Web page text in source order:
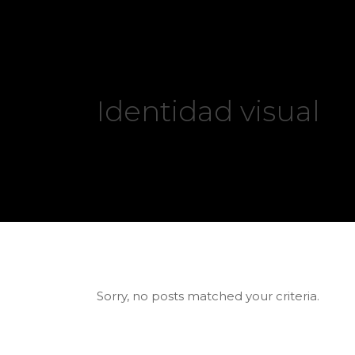
Identidad visual
Sorry, no posts matched your criteria.